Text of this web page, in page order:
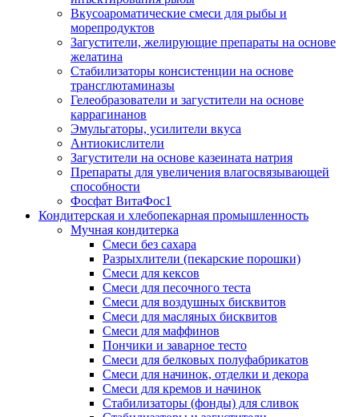
Вкусоароматические смеси для рыбы и
морепродуктов
Загустители, желирующие препараты на основе
желатина
Стабилизаторы консистенции на основе
трансглютаминазы
Гелеобразователи и загустители на основе
каррагинанов
Эмульгаторы, усилители вкуса
Антиокислители
Загустители на основе казеината натрия
Препараты для увеличения влагосвязывающей
способности
Фосфат ВитаФос1
Кондитерская и хлебопекарная промышленность
Мучная кондитерка
Смеси без сахара
Разрыхлители (пекарские порошки)
Смеси для кексов
Смеси для песочного теста
Смеси для воздушных бисквитов
Смеси для масляных бисквитов
Смеси для маффинов
Пончики и заварное тесто
Cмеси для белковых полуфабрикатов
Смеси для начинок, отделки и декора
Смеси для кремов и начинок
Стабилизаторы (фонды) для сливок